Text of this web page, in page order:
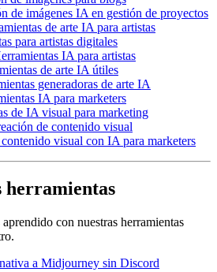
de imágenes IA en gestión de proyectos
de arte IA para artistas
para artistas digitales
IA para artistas
de arte IA útiles
generadoras de arte IA
IA para marketers
de IA visual para marketing
de contenido visual
visual con IA para marketers
herramientas
con nuestras herramientas
a Midjourney sin Discord